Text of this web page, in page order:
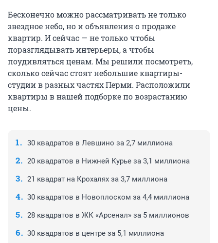
Бесконечно можно рассматривать не только
звездное небо, но и объявления о продаже
квартир. И сейчас — не только чтобы
поразглядывать интерьеры, а чтобы
поудивляться ценам. Мы решили посмотреть,
сколько сейчас стоят небольшие квартиры-
студии в разных частях Перми. Расположили
квартиры в нашей подборке по возрастанию
цены.
30 квадратов в Левшино за 2,7 миллиона
20 квадратов в Нижней Курье за 3,1 миллиона
21 квадрат на Крохалях за 3,7 миллиона
30 квадратов в Новоплоском за 4,4 миллиона
28 квадратов в ЖК «Арсенал» за 5 миллионов
30 квадратов в центре за 5,1 миллиона